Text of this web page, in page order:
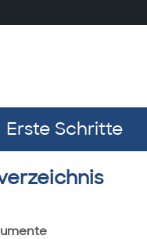
Erste Schritte